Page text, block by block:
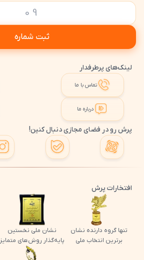
ثبت شماره
لینک‌های پرطرفدار
تماس با ما
درباره ما
پرش رو در فضای مجازی دنبال کنین!
افتخارات پرش
تنها گروه دارنده نشان
برترین انتخاب ملی
نشان ملی نخستین
پایه‌گذار روش‌های متمایز